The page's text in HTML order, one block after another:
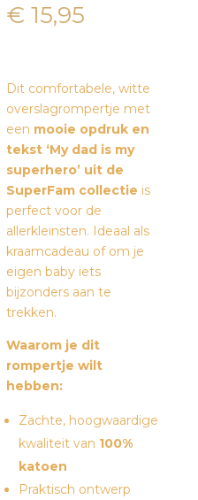
€ 15,95
Dit comfortabele, witte
overslagrompertje met
een mooie opdruk en
tekst ‘My dad is my
superhero’ uit de
SuperFam collectie is
perfect voor de
allerkleinsten. Ideaal als
kraamcadeau of om je
eigen baby iets
bijzonders aan te
trekken.
Waarom je dit
rompertje wilt
hebben:
Zachte, hoogwaardige
kwaliteit van 100%
katoen
Praktisch ontwerp